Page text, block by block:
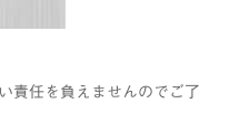
責任を負えませんのでご了